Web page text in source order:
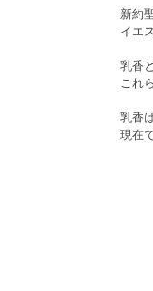
新約
イエ
乳香
これ
乳香
現在